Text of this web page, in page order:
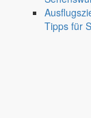
Tipps für
ausufernde